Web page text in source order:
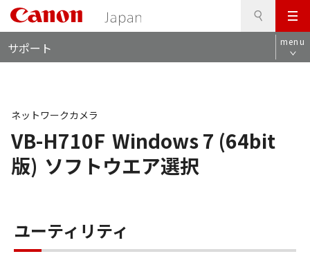
メ
ニ
ュ
サポート menu
VB-H710F Windows 7 (64bit
版) ソフトウエア選択
ネットワークカメラ
ユーティリティ